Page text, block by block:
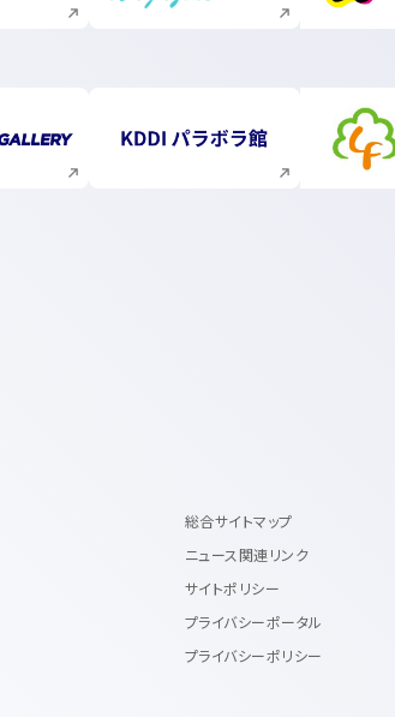
ウィンドウで開く 新規ウィンドウで開く
総合サイトマップ
ニュース関連リンク
サイトポリシー
プライバシーポータル
プライバシーポリシー